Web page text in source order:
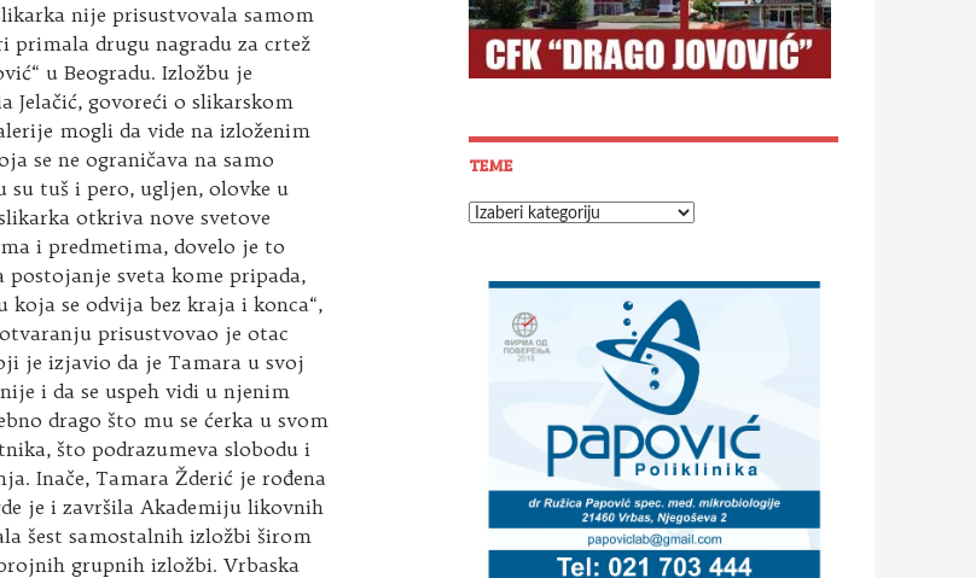
nije prisustvovala samom
primala drugu nagradu za crtež
u Beogradu. Izložbu je
govoreći o slikarskom
mogli da vide na izloženim
se ne ograničava na samo
su tuš i pero, ugljen, olovke u
otkriva nove svetove
i predmetima, dovelo je to
postojanje sveta kome pripada,
se odvija bez kraja i konca“,
prisustvovao je otac
je izjavio da je Tamara u svoj
i da se uspeh vidi u njenim
drago što mu se ćerka u svom
što podrazumeva slobodu i
Inače, Tamara Žderić je rođena
je i završila Akademiju likovnih
šest samostalnih izložbi širom
grupnih izložbi. Vrbaska
TEME
Teme